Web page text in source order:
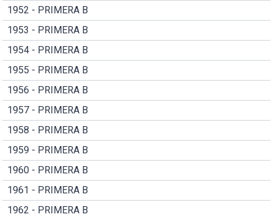
1952 - PRIMERA B
1953 - PRIMERA B
1954 - PRIMERA B
1955 - PRIMERA B
1956 - PRIMERA B
1957 - PRIMERA B
1958 - PRIMERA B
1959 - PRIMERA B
1960 - PRIMERA B
1961 - PRIMERA B
1962 - PRIMERA B